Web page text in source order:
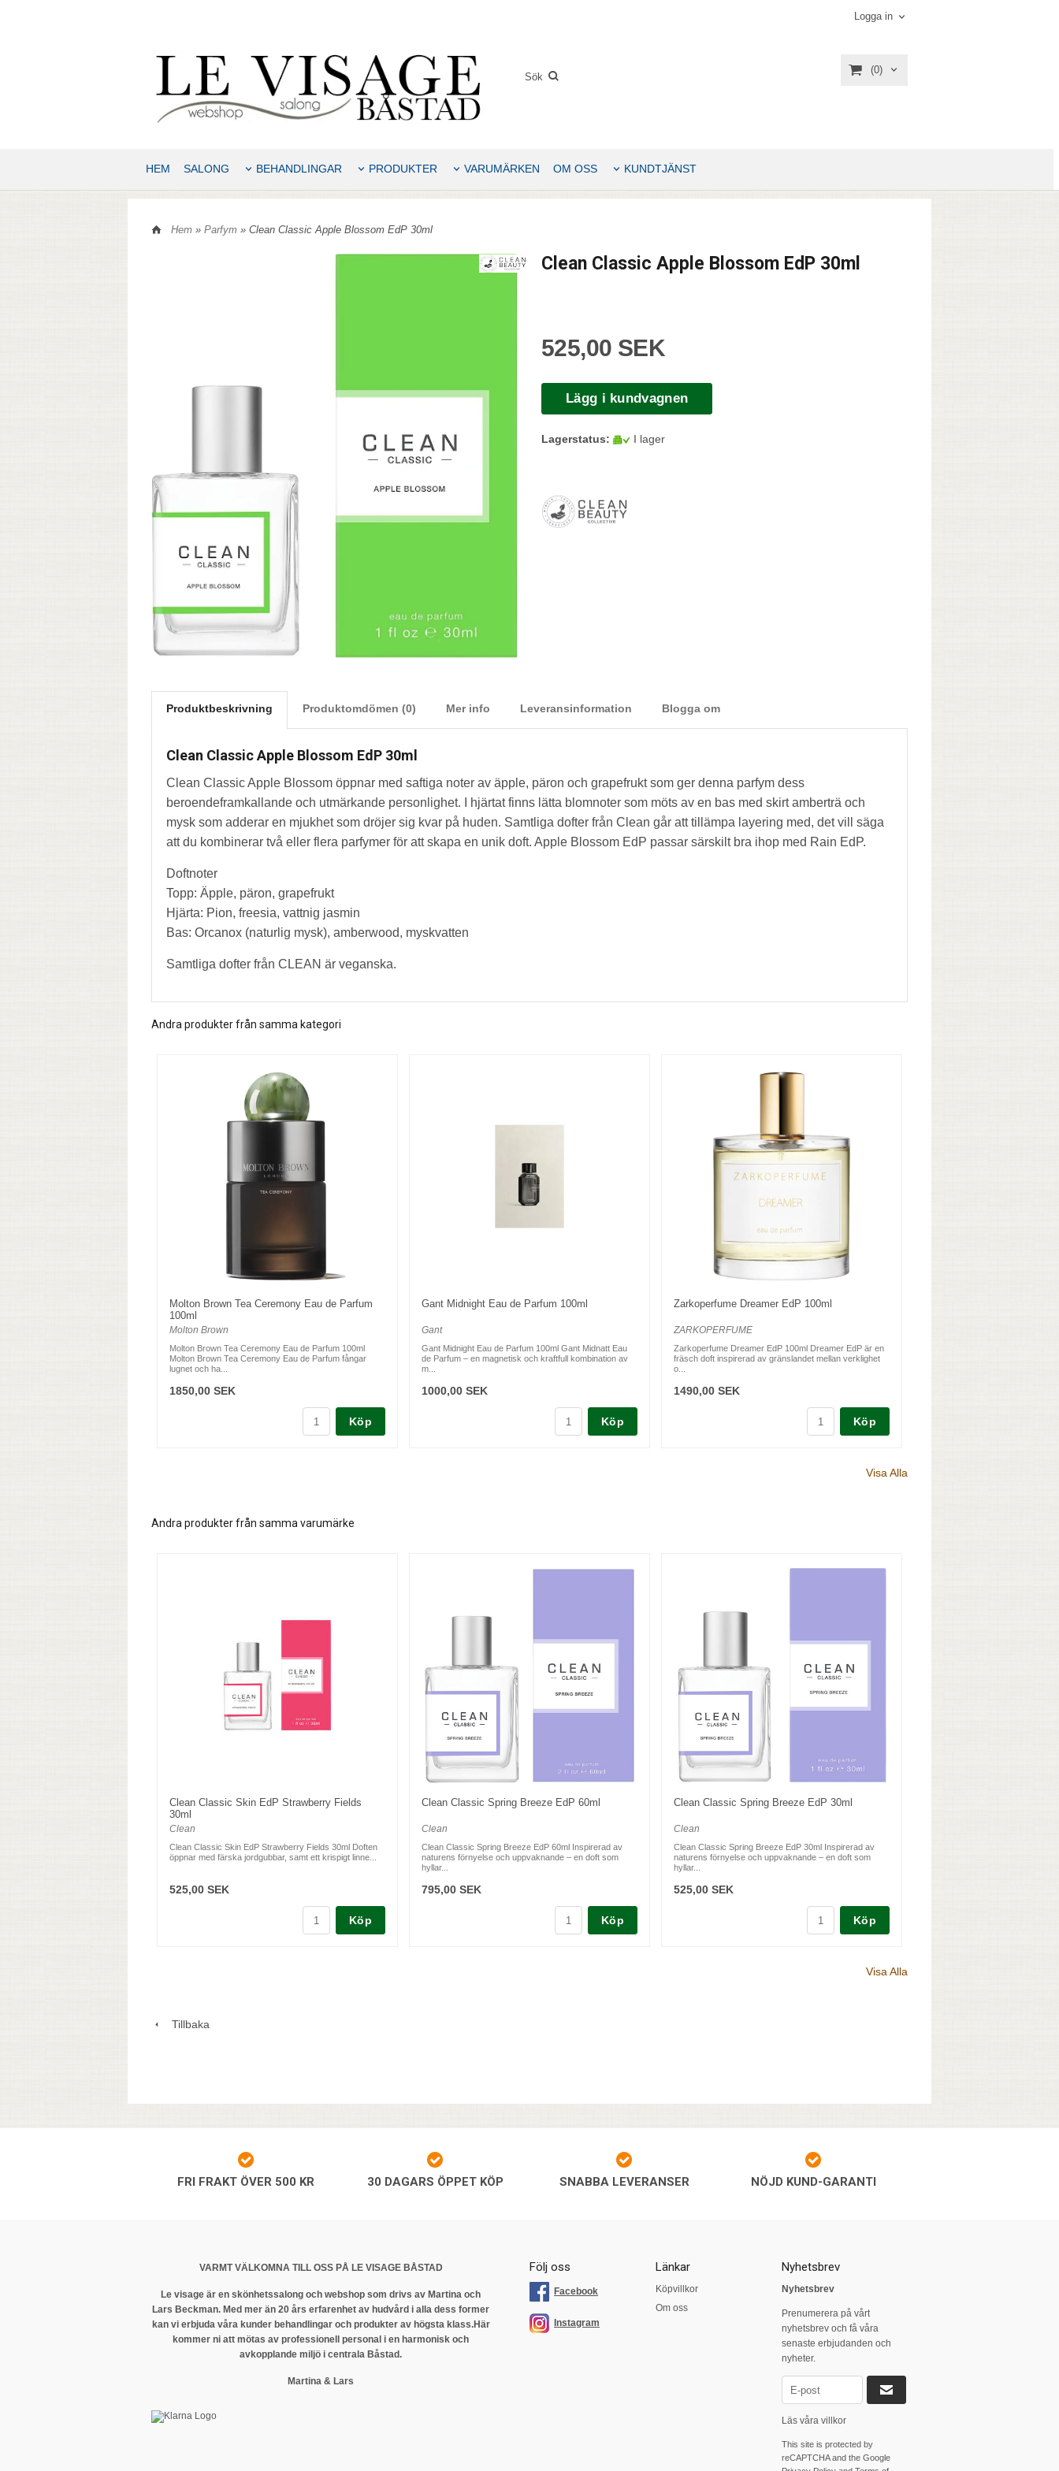
Logga in
(0)
HEM SALONG BEHANDLINGAR PRODUKTER VARUMÄRKEN OM OSS KUNDTJÄNST
Hem » Parfym » Clean Classic Apple Blossom EdP 30ml
Clean Classic Apple Blossom EdP 30ml
525,00 SEK
Lägg i kundvagnen
Lagerstatus: I lager
Produktbeskrivning Produktomdömen (0) Mer info Leveransinformation Blogga om
Clean Classic Apple Blossom EdP 30ml
Clean Classic Apple Blossom öppnar med saftiga noter av äpple, päron och grapefrukt som ger denna parfym dess
beroendeframkallande och utmärkande personlighet. I hjärtat finns lätta blomnoter som möts av en bas med skirt amberträ och
mysk som adderar en mjukhet som dröjer sig kvar på huden. Samtliga dofter från Clean går att tillämpa layering med, det vill säga
att du kombinerar två eller flera parfymer för att skapa en unik doft. Apple Blossom EdP passar särskilt bra ihop med Rain EdP.
Doftnoter
Topp: Äpple, päron, grapefrukt
Hjärta: Pion, freesia, vattnig jasmin
Bas: Orcanox (naturlig mysk), amberwood, myskvatten
Samtliga dofter från CLEAN är veganska.
Andra produkter från samma kategori
Molton Brown Tea Ceremony Eau de Parfum
100ml
Molton Brown
Molton Brown Tea Ceremony Eau de Parfum 100ml
Molton Brown Tea Ceremony Eau de Parfum fångar
lugnet och ha...
1850,00 SEK
Köp
Gant Midnight Eau de Parfum 100ml
Gant
Gant Midnight Eau de Parfum 100ml Gant Midnatt Eau
de Parfum – en magnetisk och kraftfull kombination av
m...
1000,00 SEK
Köp
Zarkoperfume Dreamer EdP 100ml
ZARKOPERFUME
Zarkoperfume Dreamer EdP 100ml Dreamer EdP är en
fräsch doft inspirerad av gränslandet mellan verklighet
o...
1490,00 SEK
Köp
Visa Alla
Andra produkter från samma varumärke
Clean Classic Skin EdP Strawberry Fields
30ml
Clean
Clean Classic Skin EdP Strawberry Fields 30ml Doften
öppnar med färska jordgubbar, samt ett krispigt linne...
525,00 SEK
Köp
Clean Classic Spring Breeze EdP 60ml
Clean
Clean Classic Spring Breeze EdP 60ml Inspirerad av
naturens förnyelse och uppvaknande – en doft som
hyllar...
795,00 SEK
Köp
Clean Classic Spring Breeze EdP 30ml
Clean
Clean Classic Spring Breeze EdP 30ml Inspirerad av
naturens förnyelse och uppvaknande – en doft som
hyllar...
525,00 SEK
Köp
Visa Alla
Tillbaka
FRI FRAKT ÖVER 500 KR 30 DAGARS ÖPPET KÖP SNABBA LEVERANSER NÖJD KUND-GARANTI
VARMT VÄLKOMNA TILL OSS PÅ LE VISAGE BÅSTAD
Le visage är en skönhetssalong och webshop som drivs av Martina och
Lars Beckman. Med mer än 20 års erfarenhet av hudvård i alla dess former
kan vi erbjuda våra kunder behandlingar och produkter av högsta klass.Här
kommer ni att mötas av professionell personal i en harmonisk och
avkopplande miljö i centrala Båstad.
Martina & Lars
Följ oss
Facebook
Instagram
Länkar
Köpvillkor
Om oss
Nyhetsbrev
Nyhetsbrev
Prenumerera på vårt
nyhetsbrev och få våra
senaste erbjudanden och
nyheter.
Läs våra villkor
This site is protected by
reCAPTCHA and the Google